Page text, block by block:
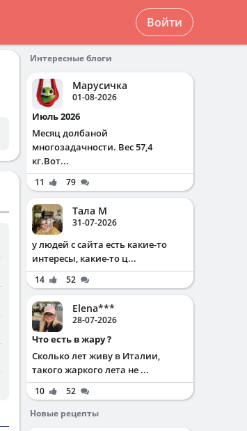
Войти
Интересные блоги
Марусичка
01-08-2026
Июль 2026
Месяц долбаной
многозадачности. Вес 57,4
кг.Вот...
11 79
Тала М
31-07-2026
у людей с сайта есть какие-то
интересы, какие-то ц...
14 52
Elena***
28-07-2026
Что есть в жару ?
Сколько лет живу в Италии,
такого жаркого лета не ...
10
52
Новые рецепты